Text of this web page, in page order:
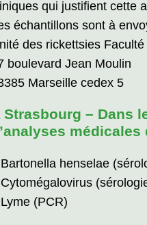
qui justifient cette
échantillons sont à
des rickettsies
boulevard Jean Moulin
Marseille cedex 5
Strasbourg – Dans
henselae
(PCR)